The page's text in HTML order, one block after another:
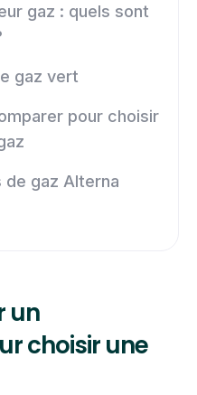
gaz : quels sont
gaz vert
pour choisir
gaz Alterna
un
choisir une